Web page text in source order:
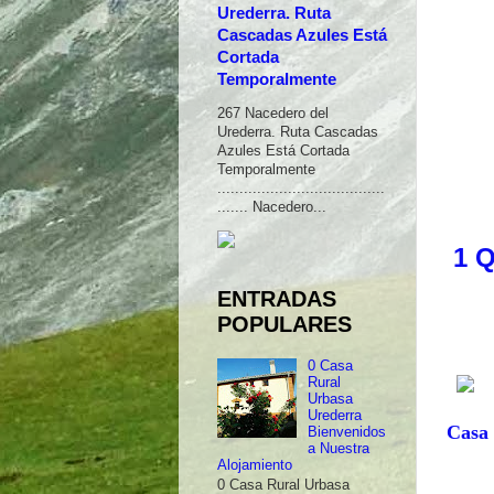
1
Urederra. Ruta
Cascadas Azules Está
Cortada
Temporalmente
267 Nacedero del
Urederra. Ruta Cascadas
Azules Está Cortada
Temporalmente
......................................
....... Nacedero...
ENTRADAS
POPULARES
0 Casa
Rural
Urbasa
Urederra
Bienvenidos
a Nuestra
Alojamiento
0 Casa Rural Urbasa